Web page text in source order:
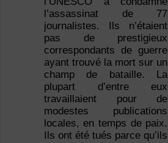
l’assassinat de 77
journalistes. Ils n’étaient
pas de prestigieux
correspondants de guerre
ayant trouvé la mort sur un
champ de bataille. La
plupart d’entre eux
travaillaient pour de
modestes publications
locales, en temps de paix.
Ils ont été tués parce qu’ils